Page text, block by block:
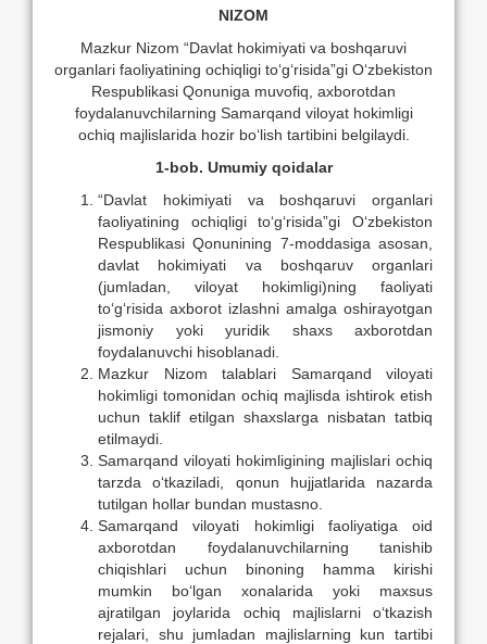
NIZOM
Mazkur Nizom “Davlat hokimiyati va boshqaruvi
organlari faoliyatining ochiqligi tо‘g‘risida”gi О‘zbekiston
Respublikasi Qonuniga muvofiq, axborotdan
foydalanuvchilarning Samarqand viloyat hokimligi
ochiq majlislarida hozir bо‘lish tartibini belgilaydi.
1-bob. Umumiy qoidalar
“Davlat hokimiyati va boshqaruvi organlari
faoliyatining ochiqligi tо‘g‘risida”gi О‘zbekiston
Respublikasi Qonunining 7-moddasiga asosan,
davlat hokimiyati va boshqaruv organlari
(jumladan, viloyat hokimligi)ning faoliyati
tо‘g‘risida axborot izlashni amalga oshirayotgan
jismoniy yoki yuridik shaxs axborotdan
foydalanuvchi hisoblanadi.
Mazkur Nizom talablari Samarqand viloyati
hokimligi tomonidan ochiq majlisda ishtirok etish
uchun taklif etilgan shaxslarga nisbatan tatbiq
etilmaydi.
Samarqand viloyati hokimligining majlislari ochiq
tarzda о‘tkaziladi, qonun hujjatlarida nazarda
tutilgan hollar bundan mustasno.
Samarqand viloyati hokimligi faoliyatiga oid
axborotdan foydalanuvchilarning tanishib
chiqishlari uchun binoning hamma kirishi
mumkin bо‘lgan xonalarida yoki maxsus
ajratilgan joylarida ochiq majlislarni о‘tkazish
rejalari, shu jumladan majlislarning kun tartibi